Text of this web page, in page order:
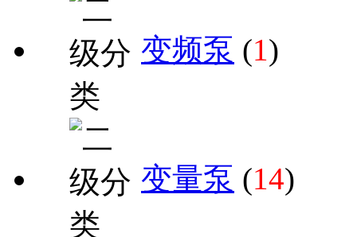
变频泵 (1)
变量泵 (14)